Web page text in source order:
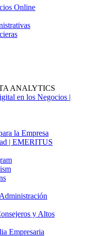
Online
ANALYTICS
en los Negocios |
la Empresa
| EMERITUS
y Altos
Empresaria